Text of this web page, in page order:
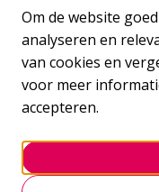
Om de website
analyseren en
van cookies en
voor meer
accepteren.